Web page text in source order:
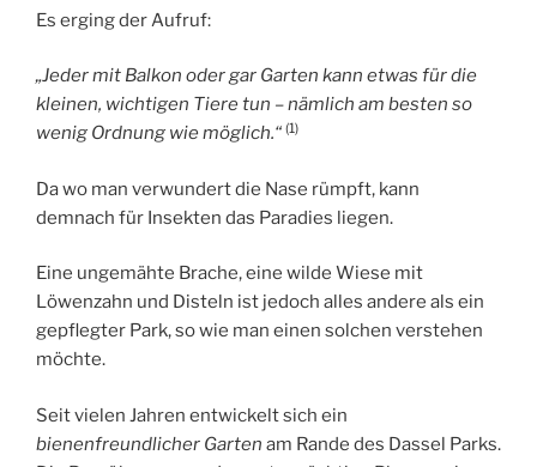
Es erging der Aufruf:
„Jeder mit Balkon oder gar Garten kann etwas für die
kleinen, wichtigen Tiere tun – nämlich am besten so
wenig Ordnung wie möglich.“ (1)
Da wo man verwundert die Nase rümpft, kann
demnach für Insekten das Paradies liegen.
Eine ungemähte Brache, eine wilde Wiese mit
Löwenzahn und Disteln ist jedoch alles andere als ein
gepflegter Park, so wie man einen solchen verstehen
möchte.
Seit vielen Jahren entwickelt sich ein
bienenfreundlicher Garten am Rande des Dassel Parks.